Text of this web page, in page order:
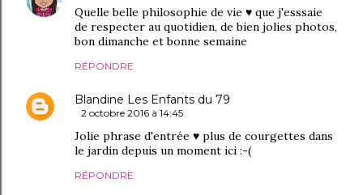
Quelle belle philosophie de vie ♥ que j'esssaie
de respecter au quotidien, de bien jolies photos,
bon dimanche et bonne semaine
RÉPONDRE
Blandine Les Enfants du 79
2 octobre 2016 à 14:45
Jolie phrase d'entrée ♥ plus de courgettes dans
le jardin depuis un moment ici :-(
RÉPONDRE